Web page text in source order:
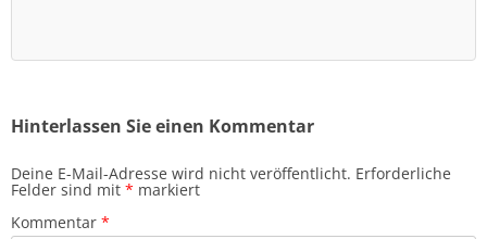
Hinterlassen Sie einen Kommentar
Deine E-Mail-Adresse wird nicht veröffentlicht. Erforderliche
Felder sind mit * markiert
Kommentar *